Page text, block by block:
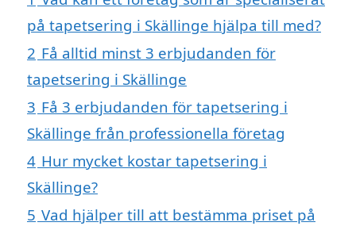
på tapetsering i Skällinge hjälpa till med?
2 Få alltid minst 3 erbjudanden för
tapetsering i Skällinge
3 Få 3 erbjudanden för tapetsering i
Skällinge från professionella företag
4 Hur mycket kostar tapetsering i
Skällinge?
5 Vad hjälper till att bestämma priset på